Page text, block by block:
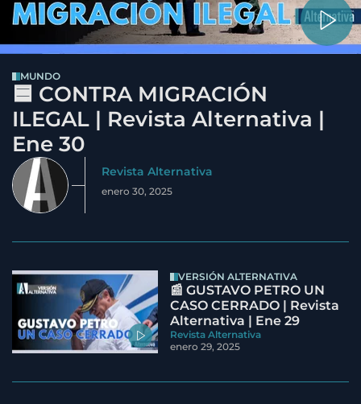
MUNDO
🟦 CONTRA MIGRACIÓN
ILEGAL | Revista Alternativa |
Ene 30
Revista Alternativa
enero 30, 2025
VERSIÓN ALTERNATIVA
📰 GUSTAVO PETRO UN
CASO CERRADO | Revista
Alternativa | Ene 29
Revista Alternativa
enero 29, 2025